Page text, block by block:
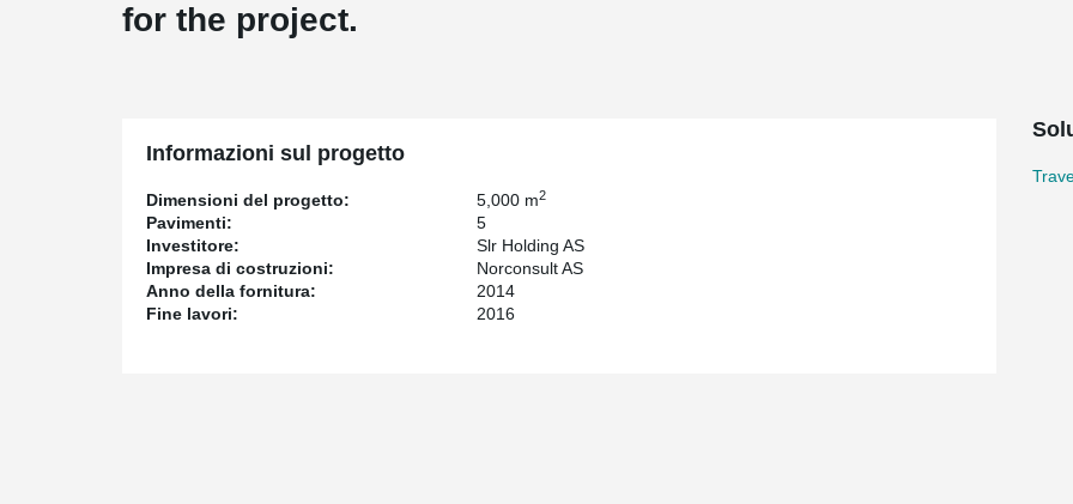
for the project.
Informazioni sul progetto
Dimensioni del progetto: 5,000 m2
Pavimenti:
5
Investitore:
Slr Holding AS
Impresa di costruzioni:
Norconsult AS
Anno della fornitura:
2014
Fine lavori:
2016